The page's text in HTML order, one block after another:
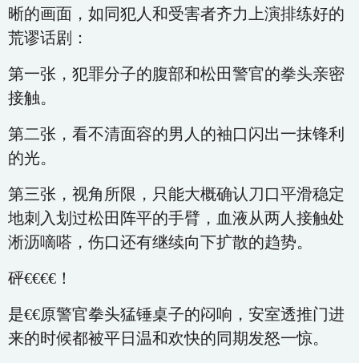
晰的画面，如同犯人和受害者齐力上演排练好的
荒谬话剧：
第一张，犯罪分子的腹部和松田警官的拳头亲密
接触。
第二张，看不清面容的男人的袖口闪出一抹锋利
的光。
第三张，视角所限，只能大概确认刀口平滑稳定
地刺入划过松田阵平的手臂，血液从两人接触处
淅沥嘀嗒，伤口还有继续向下扩散的趋势。
砰€€€€！
是€€原警官拳头猛锤桌子的闷响，安室透推门进
来的时候都被平日温和欢快的同期发怒一惊。